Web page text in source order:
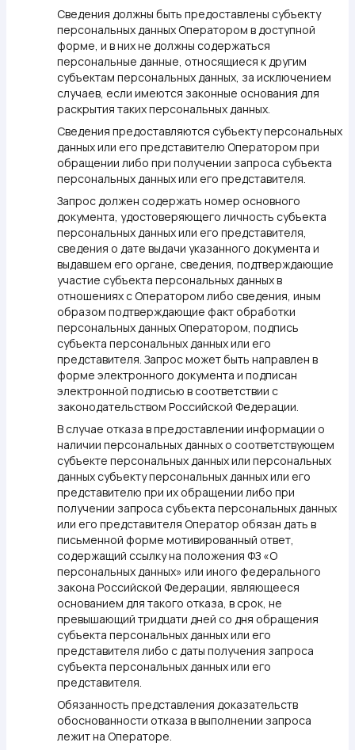
Сведения должны быть предоставлены субъекту
персональных данных Оператором в доступной
форме, и в них не должны содержаться
персональные данные, относящиеся к другим
субъектам персональных данных, за исключением
случаев, если имеются законные основания для
раскрытия таких персональных данных.
Сведения предоставляются субъекту персональных
данных или его представителю Оператором при
обращении либо при получении запроса субъекта
персональных данных или его представителя.
Запрос должен содержать номер основного
документа, удостоверяющего личность субъекта
персональных данных или его представителя,
сведения о дате выдачи указанного документа и
выдавшем его органе, сведения, подтверждающие
участие субъекта персональных данных в
отношениях с Оператором либо сведения, иным
образом подтверждающие факт обработки
персональных данных Оператором, подпись
субъекта персональных данных или его
представителя. Запрос может быть направлен в
форме электронного документа и подписан
электронной подписью в соответствии с
законодательством Российской Федерации.
В случае отказа в предоставлении информации о
наличии персональных данных о соответствующем
субъекте персональных данных или персональных
данных субъекту персональных данных или его
представителю при их обращении либо при
получении запроса субъекта персональных данных
или его представителя Оператор обязан дать в
письменной форме мотивированный ответ,
содержащий ссылку на положения ФЗ «О
персональных данных» или иного федерального
закона Российской Федерации, являющееся
основанием для такого отказа, в срок, не
превышающий тридцати дней со дня обращения
субъекта персональных данных или его
представителя либо с даты получения запроса
субъекта персональных данных или его
представителя.
Обязанность представления доказательств
обоснованности отказа в выполнении запроса
лежит на Операторе.